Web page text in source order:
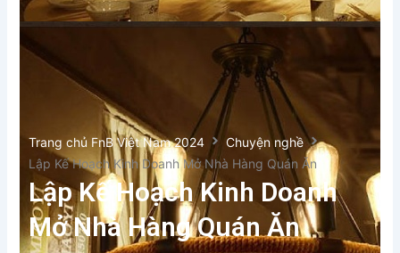
Trang chủ FnB Việt Nam 2024
Chuyện nghề
Lập Kế Hoạch Kinh Doanh Mở Nhà Hàng Quán Ăn
Lập Kế Hoạch Kinh Doanh
Mở Nhà Hàng Quán Ăn